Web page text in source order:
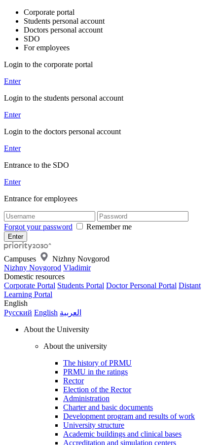
Corporate portal
Students personal account
Doctors personal account
SDO
For employees
Login to the corporate portal
Enter
Login to the students personal account
Enter
Login to the doctors personal account
Enter
Entrance to the SDO
Enter
Entrance for employees
Forgot your password Remember me
Campuses
Nizhny Novgorod
Nizhny Novgorod Vladimir
Domestic resources
Corporate Portal Students Portal Doctor Personal Portal Distant
Learning Portal
English
Русский English العربية
About the University
About the university
The history of PRMU
PRMU in the ratings
Rector
Election of the Rector
Administration
Charter and basic documents
Development program and results of work
University structure
Academic buildings and clinical bases
Accreditation and simulation centers